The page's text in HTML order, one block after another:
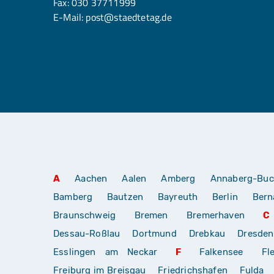
E-Mail: post@staedtetag.de
A Aachen Aalen Amberg
Annaberg-
Bamberg
Bautzen Bayreuth Berlin
Braunschweig
Bremen Bremerhaven
C
Dessau-Roßlau
Dortmund Drebkau
Dresden
Esslingen am Neckar
F Falkensee
Freiburg im Breisgau
Friedrichshafen Fulda